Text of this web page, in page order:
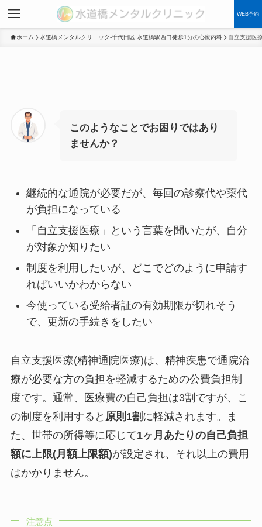
WEB予約
ホーム 水道橋メンタルクリニック-千代田区 水道橋駅西口徒歩1分の心療内科 自立支援医
このようなことでお困りではあり
ませんか？
継続的な通院が必要だが、毎回の診察代や薬代
が負担になっている
「自立支援医療」という言葉を聞いたが、自分
が対象か知りたい
制度を利用したいが、どこでどのように申請す
ればいいかわからない
今使っている受給者証の有効期限が切れそう
で、更新の手続きをしたい
自立支援医療(精神通院医療)は、精神疾患で通院治
療が必要な方の負担を軽減するための公費負担制
度です。通常、医療費の自己負担は3割ですが、こ
の制度を利用すると 原則1割 に軽減されます。ま
た、世帯の所得等に応じて1ヶ月あたりの自己負担
額に上限(月額上限額)が設定され、それ以上の費用
はかかりません。
注意点